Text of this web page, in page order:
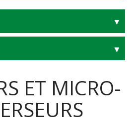
ET MICRO-